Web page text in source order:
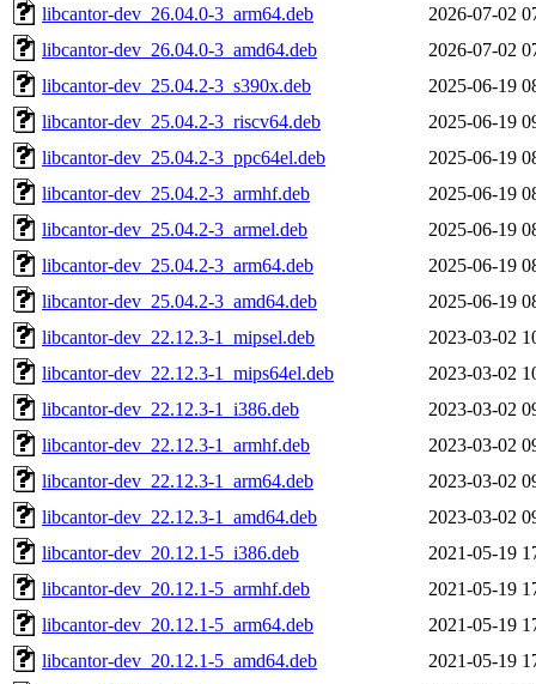
libcantor-dev_26.04.0-3_arm64.deb
2026-07-02
libcantor-dev_26.04.0-3_amd64.deb
2026-07-02
libcantor-dev_25.04.2-3_s390x.deb
2025-06-19
libcantor-dev_25.04.2-3_riscv64.deb
2025-06-19
libcantor-dev_25.04.2-3_ppc64el.deb
2025-06-19
libcantor-dev_25.04.2-3_armhf.deb
2025-06-19
libcantor-dev_25.04.2-3_armel.deb
2025-06-19
libcantor-dev_25.04.2-3_arm64.deb
2025-06-19
libcantor-dev_25.04.2-3_amd64.deb
2025-06-19
libcantor-dev_22.12.3-1_mipsel.deb
2023-03-02
libcantor-dev_22.12.3-1_mips64el.deb
2023-03-02
libcantor-dev_22.12.3-1_i386.deb
2023-03-02
libcantor-dev_22.12.3-1_armhf.deb
2023-03-02
libcantor-dev_22.12.3-1_arm64.deb
2023-03-02
libcantor-dev_22.12.3-1_amd64.deb
2023-03-02
libcantor-dev_20.12.1-5_i386.deb
2021-05-19
libcantor-dev_20.12.1-5_armhf.deb
2021-05-19
libcantor-dev_20.12.1-5_arm64.deb
2021-05-19
libcantor-dev_20.12.1-5_amd64.deb
2021-05-19